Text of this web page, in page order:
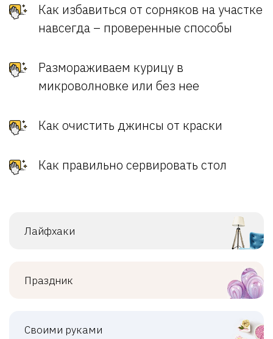
Как избавиться от сорняков на участке
навсегда – проверенные способы
Размораживаем курицу в
микроволновке или без нее
Как очистить джинсы от краски
Как правильно сервировать стол
Лайфхаки
Праздник
Своими руками